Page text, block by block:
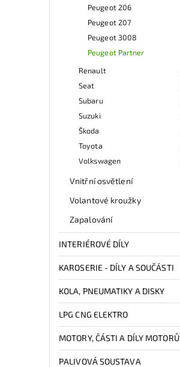
Peugeot 206
Peugeot 207
Peugeot 3008
Peugeot Partner
Renault
Seat
Subaru
Suzuki
Škoda
Toyota
Volkswagen
Vnitřní osvětlení
Volantové kroužky
Zapalování
INTERIÉROVÉ DÍLY
KAROSERIE - DÍLY A SOUČÁSTI
KOLA, PNEUMATIKY A DISKY
LPG CNG ELEKTRO
MOTORY, ČÁSTI A DÍLY MOTORŮ
PALIVOVÁ SOUSTAVA